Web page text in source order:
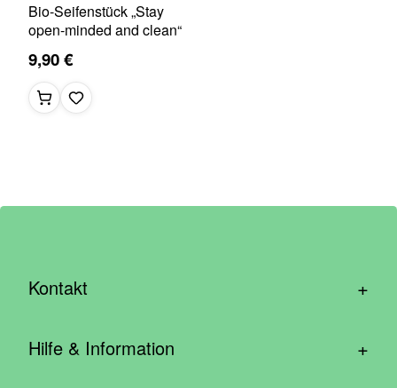
Bio-Seifenstück „Stay
open-minded and clean“
9,90 €
Kontakt +
Kontaktformular
Hilfe & Information +